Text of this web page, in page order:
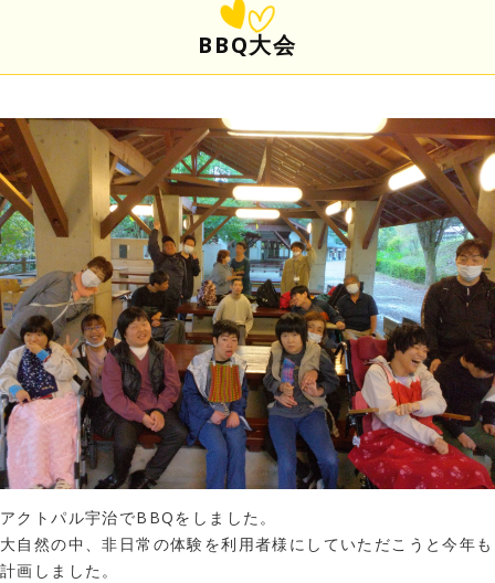
BBQ大会
アクトパル宇治でBBQをしました。
大自然の中、非日常の体験を利用者様にしていただこうと今年も
計画しました。